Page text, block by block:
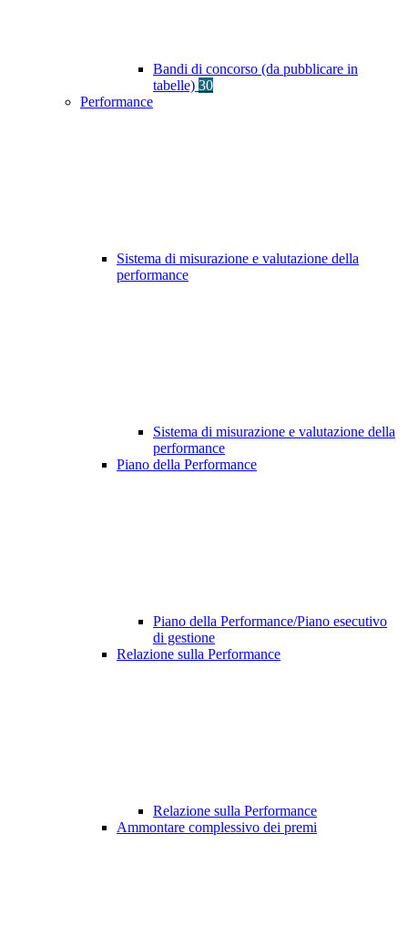
Bandi di concorso (da pubblicare in
tabelle) 30
Performance
Sistema di misurazione e valutazione della
performance
Sistema di misurazione e valutazione della
performance
Piano della Performance
Piano della Performance/Piano esecutivo
di gestione
Relazione sulla Performance
Relazione sulla Performance
Ammontare complessivo dei premi